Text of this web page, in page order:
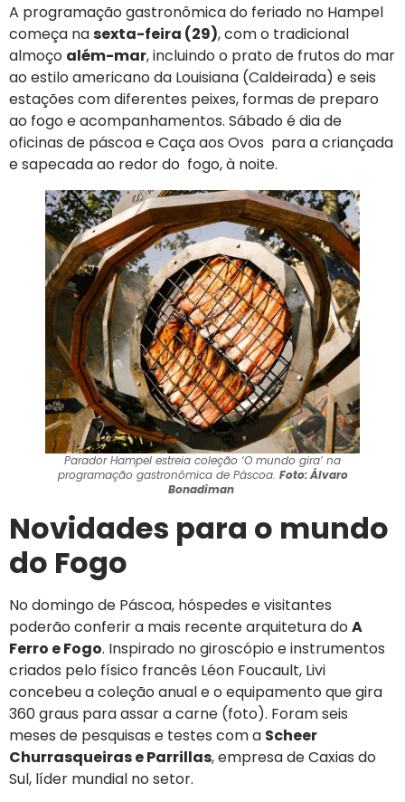
A programação gastronômica do feriado no Hampel
começa nasexta-feira (29), com o tradicional
almoço além-mar, incluindo o prato de frutos do mar
ao estilo americano da Louisiana (Caldeirada) e seis
estações com diferentes peixes, formas de preparo
ao fogo e acompanhamentos. Sábado é dia de
oficinas de páscoa e Caça aos Ovos para a criançada
e sapecada ao redor do fogo, à noite.
Parador Hampel estreia coleção ‘O mundo gira’ na
programação gastronômica de Páscoa. Foto: Álvaro
Bonadiman
Novidades para o mundo
do Fogo
No domingo de Páscoa, hóspedes e visitantes
poderão conferir a mais recente arquitetura doA
Ferro e Fogo. Inspirado no giroscópio e instrumentos
criados pelo físico francês Léon Foucault, Livi
concebeu a coleção anual e o equipamento que gira
360 graus para assar a carne (foto). Foram seis
meses de pesquisas e testes com a Scheer
Churrasqueiras e Parrillas, empresa de Caxias do
Sul, líder mundial no setor.